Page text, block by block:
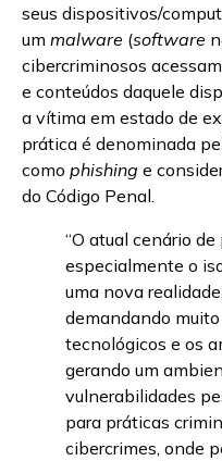
seus dispositivos/
um malware (software
cibercriminosos
e conteúdos daquele
a vítima em estado de
prática é denominada
como phishing e
do Código Penal.
“O atual cenário
especialmente o
uma nova
demandando
tecnológicos e os
gerando um
vulnerabilidades
para práticas
cibercrimes, onde